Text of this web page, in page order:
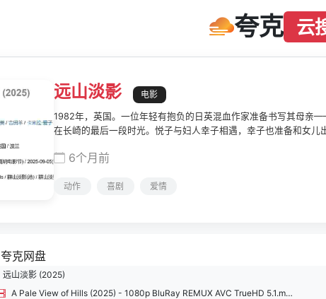
夸克 云
远山淡影 电影
1982年，英国。一位年轻有抱负的日英混血作家准备书写其母
在长崎的最后一段时光。悦子与妇人幸子相遇，幸子也准备和女
境，表面平静实质波澜不休，折射出大时代下压抑而沉重的集体记
6个月前
动作 喜剧 爱情
夸克网盘
远山淡影 (2025)
A Pale View of Hills (2025) - 1080p BluRay REMUX AVC TrueHD 5.1.mkv